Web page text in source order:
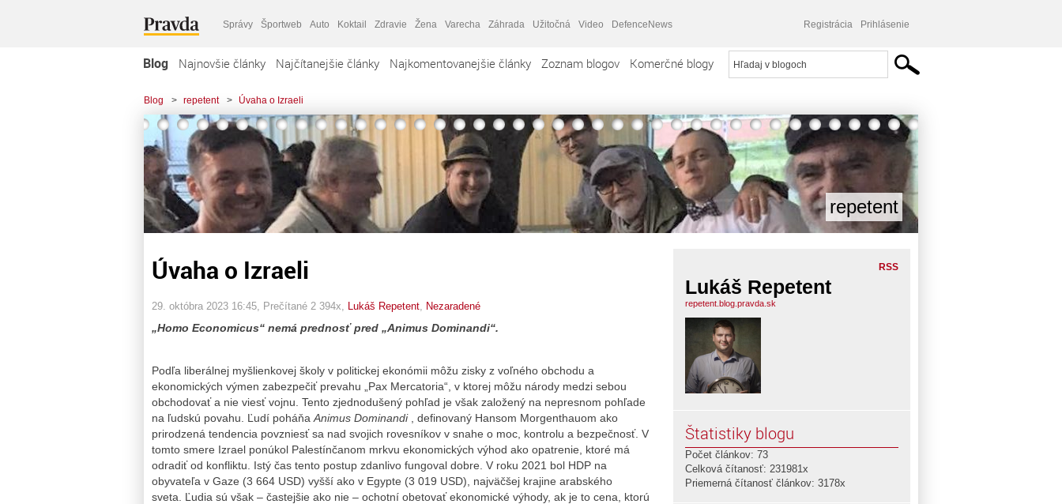
Správy Športweb Auto Koktail Zdravie Žena Varecha Záhrada Užitočná Video DefenceNews Registrácia Prihlásenie
Blog Najnovšie články Najčítanejšie články Najkomentovanejšie články Zoznam blogov Komerčné blogy
Blog > repetent > Úvaha o Izraeli
repetent
Úvaha o Izraeli
29. októbra 2023 16:45 , Prečítané 2 394x, Lukáš Repetent Nezaradené
„Homo Economicus“ nemá prednosť pred „Animus Dominandi“.
Podľa liberálnej myšlienkovej školy v politickej ekonómii môžu zisky z voľného obchodu a
ekonomických výmen zabezpečiť prevahu „Pax Mercatoria“, v ktorej môžu národy medzi sebou
obchodovať a nie viesť vojnu. Tento zjednodušený pohľad je však založený na nepresnom pohľade
na ľudskú povahu. Ľudí poháňa Animus Dominandi, definovaný Hansom Morgenthauom ako
prirodzená tendencia povzniesť sa nad svojich rovesníkov v snahe o moc, kontrolu a bezpečnosť. V
tomto smere Izrael ponúkol Palestínčanom mrkvu ekonomických výhod ako opatrenie, ktoré má
odradiť od konfliktu. Istý čas tento postup zdanlivo fungoval dobre. V roku 2021 bol HDP na
obyvateľa v Gaze (3 664 USD) vyšší ako v Egypte (3 019 USD), najväčšej krajine arabského
sveta. Ľudia sú však – častejšie ako nie – ochotní obetovať ekonomické výhody, ak je to cena, ktorú
RSS
Lukáš Repetent
repetent.blog.pravda.sk
Štatistiky blogu
Počet článkov: 73
Celková čítanosť: 231981x
Priemerná čítanosť článkov: 3178x